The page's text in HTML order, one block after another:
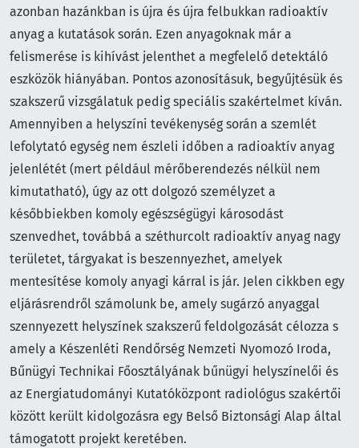
azonban hazánkban is újra és újra felbukkan radioaktív
anyag a kutatások során. Ezen anyagoknak már a
felismerése is kihívást jelenthet a megfelelő detektáló
eszközök hiányában. Pontos azonosításuk, begyűjtésük és
szakszerű vizsgálatuk pedig speciális szakértelmet kíván.
Amennyiben a helyszíni tevékenység során a szemlét
lefolytató egység nem észleli időben a radioaktív anyag
jelenlétét (mert például mérőberendezés nélkül nem
kimutatható), úgy az ott dolgozó személyzet a
későbbiekben komoly egészségügyi károsodást
szenvedhet, továbbá a széthurcolt radioaktív anyag nagy
területet, tárgyakat is beszennyezhet, amelyek
mentesítése komoly anyagi kárral is jár. Jelen cikkben egy
eljárásrendről számolunk be, amely sugárzó anyaggal
szennyezett helyszínek szakszerű feldolgozását célozza s
amely a Készenléti Rendőrség Nemzeti Nyomozó Iroda,
Bűnügyi Technikai Főosztályának bűnügyi helyszínelői és
az Energiatudományi Kutatóközpont radiológus szakértői
között került kidolgozásra egy Belső Biztonsági Alap által
támogatott projekt keretében.